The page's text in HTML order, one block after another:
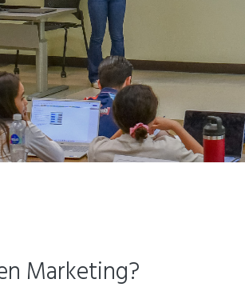
Marketing?